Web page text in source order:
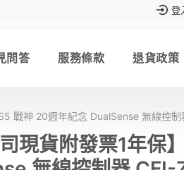
登
問答 服務條款 退貨政策
戰神 20週年紀念 DualSense 無線控
司現貨附發票1年保